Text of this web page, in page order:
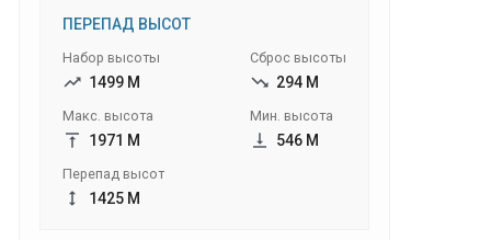
ПЕРЕПАД ВЫСОТ
Набор высоты
1499 М
Макс. высота
1971 М
Перепад высот
1425 М
Сброс высоты
294 М
Мин. высота
546 М